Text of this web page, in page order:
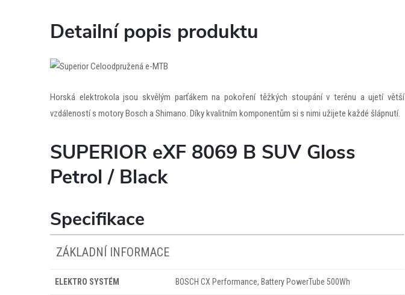
Detailní popis produktu
Horská elektrokola jsou skvělým parťákem na pokoření těžkých stoupání v terénu a ujetí větší
vzdáleností s motory Bosch a Shimano. Díky kvalitním komponentům si s nimi užijete každé šlápnutí.
SUPERIOR eXF 8069 B SUV Gloss
Petrol / Black
Specifikace
ZÁKLADNÍ INFORMACE
ELEKTRO SYSTÉM BOSCH CX Performance, Battery PowerTube 500Wh